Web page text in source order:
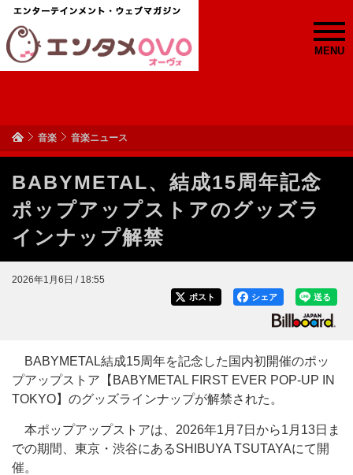
MENU
音楽 音楽ニュース
BABYMETAL、結成15周年記念
ポップアップストアのグッズラ
インナップ解禁
2026年1月6日 / 18:55
送る
シェア
ポスト
BABYMETAL結成15周年を記念した国内初開催のポッ
プアップストア【BABYMETAL FIRST EVER POP-UP IN
TOKYO】のグッズラインナップが解禁された。
本ポップアップストアは、2026年1月7日から1月13日ま
での期間、東京・渋谷にあるSHIBUYA TSUTAYAにて開
催。